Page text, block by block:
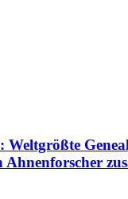
Weltgrößte